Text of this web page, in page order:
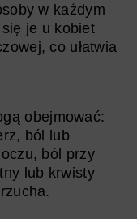
w każdym
je u kobiet
co ułatwia
obejmować:
ból lub
ból przy
lub krwisty